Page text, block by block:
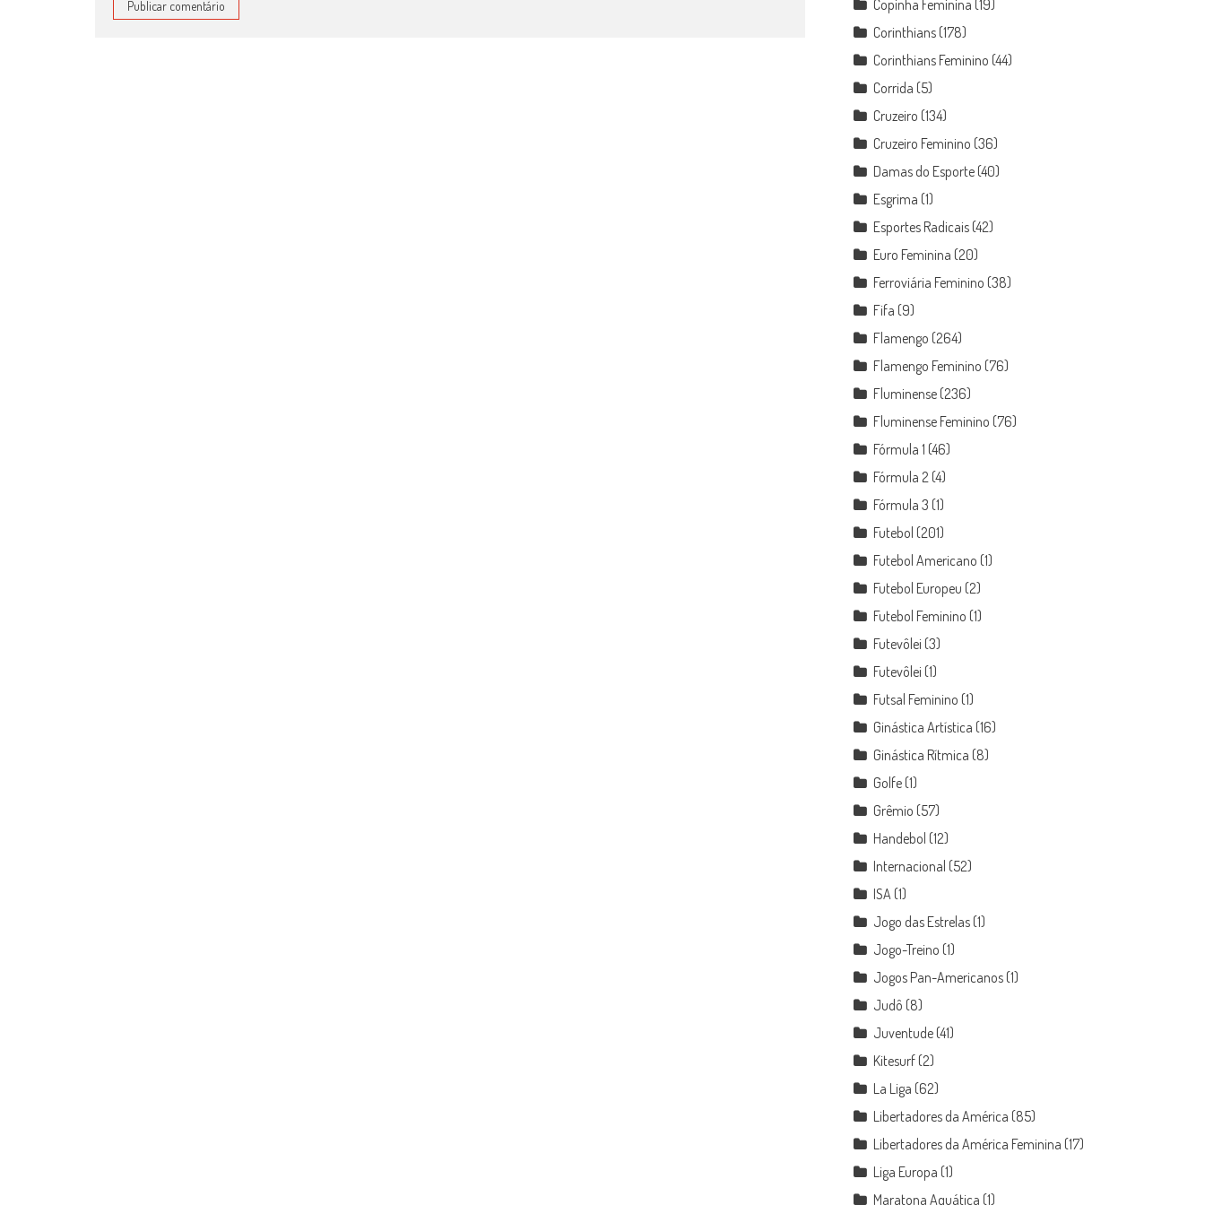
Copinha Feminina (19)
Corinthians (178)
Corinthians Feminino (44)
Corrida (5)
Cruzeiro (134)
Cruzeiro Feminino (36)
Damas do Esporte (40)
Esgrima (1)
Esportes Radicais (42)
Euro Feminina (20)
Ferroviária Feminino (38)
Fifa (9)
Flamengo (264)
Flamengo Feminino (76)
Fluminense (236)
Fluminense Feminino (76)
Fórmula 1 (46)
Fórmula 2 (4)
Fórmula 3 (1)
Futebol (201)
Futebol Americano (1)
Futebol Europeu (2)
Futebol Feminino (1)
Futevôlei (3)
Futevôlei (1)
Futsal Feminino (1)
Ginástica Artística (16)
Ginástica Rítmica (8)
Golfe (1)
Grêmio (57)
Handebol (12)
Internacional (52)
ISA (1)
Jogo das Estrelas (1)
Jogo-Treino (1)
Jogos Pan-Americanos (1)
Judô (8)
Juventude (41)
Kitesurf (2)
La Liga (62)
Libertadores da América (85)
Libertadores da América Feminina (17)
Liga Europa (1)
Maratona Aquática (1)